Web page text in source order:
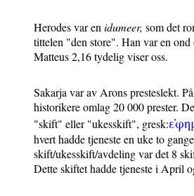
Herodes var enidumeer, som det
tittelen "den store". Han var en
Matteus 2,16 tydelig viser oss.
Sakarja var av Arons presteslekt.
historikere omlag 20 000 prester.
"skift" eller "ukesskift", gresk:ε
hvert hadde tjeneste en uke to
skift/ukesskift/avdeling var det 8
Dette skiftet hadde tjeneste i April